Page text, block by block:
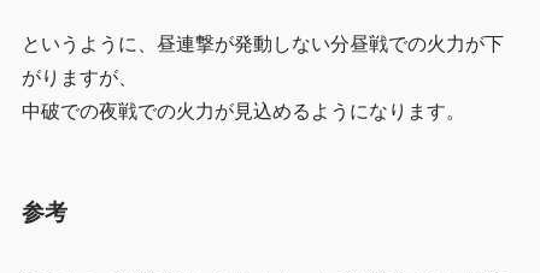
というように、昼連撃が発動しない分昼戦での火力が下
がりますが、
中破での夜戦での火力が見込めるようになります。
参考